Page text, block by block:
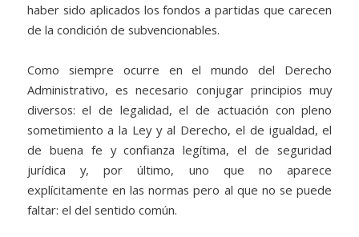
haber sido aplicados los fondos a partidas que carecen
de la condición de subvencionables.
Como siempre ocurre en el mundo del Derecho
Administrativo, es necesario conjugar principios muy
diversos: el de legalidad, el de actuación con pleno
sometimiento a la Ley y al Derecho, el de igualdad, el
de buena fe y confianza legítima, el de seguridad
jurídica y, por último, uno que no aparece
explícitamente en las normas pero al que no se puede
faltar: el del sentido común.